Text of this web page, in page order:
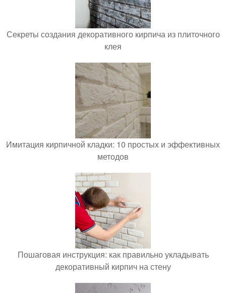
Секреты создания декоративного кирпича из плиточного
клея
Имитация кирпичной кладки: 10 простых и эффективных
методов
Пошаговая инструкция: как правильно укладывать
декоративный кирпич на стену